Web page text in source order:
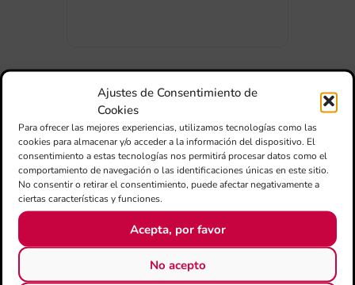
Ajustes de Consentimiento de
Cookies
Para ofrecer las mejores experiencias, utilizamos tecnologías como las
cookies para almacenar y/o acceder a la información del dispositivo. El
consentimiento a estas tecnologías nos permitirá procesar datos como el
comportamiento de navegación o las identificaciones únicas en este sitio.
No consentir o retirar el consentimiento, puede afectar negativamente a
ciertas características y funciones.
Acepta, por favor
No acepto
+ Afegir a Google Calendar
Exportar + iCal / Outlook